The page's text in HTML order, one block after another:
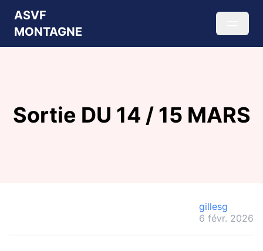
ASVF
MONTAGNE
Sortie DU 14 / 15 MARS
gillesg
6 févr. 2026